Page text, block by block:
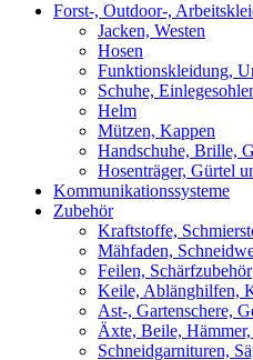
Forst-, Outdoor-,
Jacken, Westen
Hosen
Funktionskleidung,
Schuhe,
Helm
Mützen, Kappen
Handschuhe, Brille,
Hosenträger, Gürtel
Kommunikationssysteme
Zubehör
Kraftstoffe,
Mähfaden,
Feilen, Schärfzubehör
Keile, Ablänghilfen,
Ast-, Gartenschere,
Äxte, Beile,
Schneidgarnituren,